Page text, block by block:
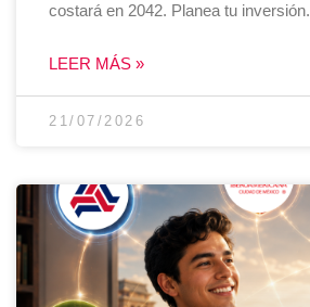
costará en 2042. Planea tu inversión.
LEER MÁS »
21/07/2026